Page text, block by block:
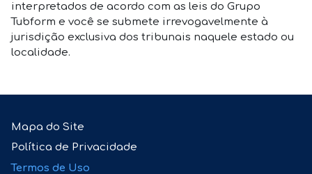
interpretados de acordo com as leis do Grupo
Tubform e você se submete irrevogavelmente à
jurisdição exclusiva dos tribunais naquele estado ou
localidade.
Mapa do Site
Política de Privacidade
Termos de Uso